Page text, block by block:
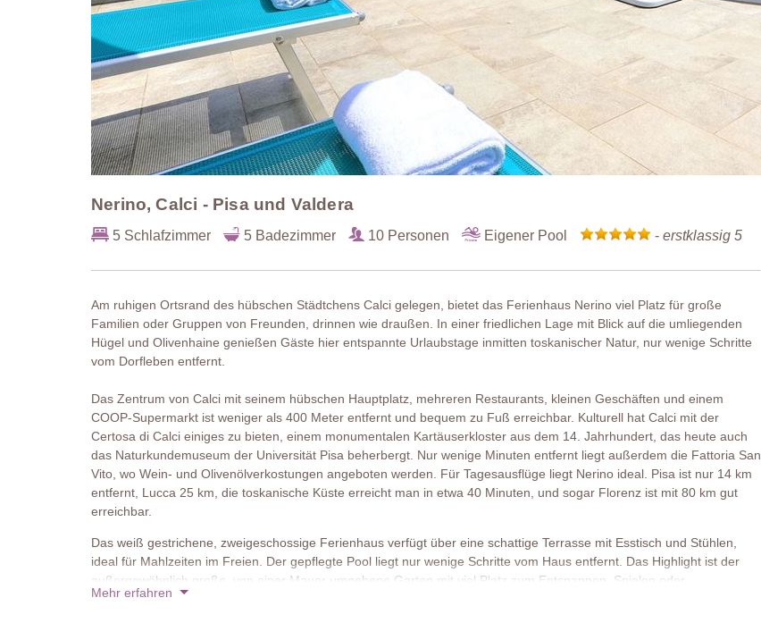
Nerino, Calci - Pisa und Valdera
5 Schlafzimmer 5 Badezimmer 10 Personen Eigener Pool - erstklassig 5
Am ruhigen Ortsrand des hübschen Städtchens Calci gelegen, bietet das Ferienhaus Nerino viel Platz für große
Familien oder Gruppen von Freunden, drinnen wie draußen. In einer friedlichen Lage mit Blick auf die umliegenden
Hügel und Olivenhaine genießen Gäste hier entspannte Urlaubstage inmitten toskanischer Natur, nur wenige Schritte
vom Dorfleben entfernt.
Das Zentrum von Calci mit seinem hübschen Hauptplatz, mehreren Restaurants, kleinen Geschäften und einem
COOP-Supermarkt ist weniger als 400 Meter entfernt und bequem zu Fuß erreichbar. Kulturell hat Calci mit der
Certosa di Calci einiges zu bieten, einem monumentalen Kartäuserkloster aus dem 14. Jahrhundert, das heute auch
das Naturkundemuseum der Universität Pisa beherbergt. Nur wenige Minuten entfernt liegt außerdem die Fattoria San
Vito, wo Wein- und Olivenölverkostungen angeboten werden. Für Tagesausflüge liegt Nerino ideal. Pisa ist nur 14 km
entfernt, Lucca 25 km, die toskanische Küste erreicht man in etwa 40 Minuten, und sogar Florenz ist mit 80 km gut
erreichbar.
Das weiß gestrichene, zweigeschossige Ferienhaus verfügt über eine schattige Terrasse mit Esstisch und Stühlen,
ideal für Mahlzeiten im Freien. Der gepflegte Pool liegt nur wenige Schritte vom Haus entfernt. Das Highlight ist der
außergewöhnlich große, von einer Mauer umgebene Garten mit viel Platz zum Entspannen, Spielen oder
Zusammensitzen.
Mehr erfahren